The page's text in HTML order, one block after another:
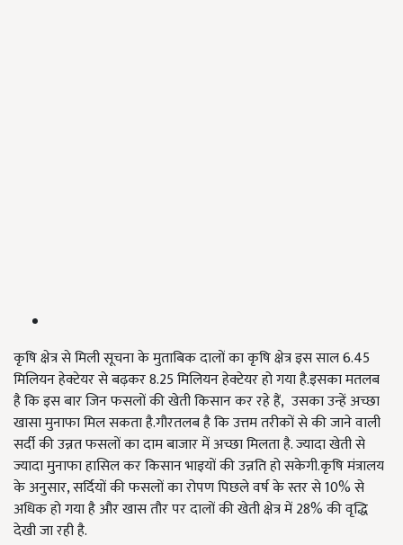
कृषि क्षेत्र से मिली सूचना के मुताबिक दालों का कृषि क्षेत्र इस साल 6.45
मिलियन हेक्टेयर से बढ़कर 8.25 मिलियन हेक्टेयर हो गया है.इसका मतलब
है कि इस बार जिन फसलों की खेती किसान कर रहे हैं, उसका उन्हें अच्छा
खासा मुनाफा मिल सकता है.गौरतलब है कि उत्तम तरीकों से की जाने वाली
सर्दी की उन्नत फसलों का दाम बाजार में अच्छा मिलता है. ज्यादा खेती से
ज्यादा मुनाफा हासिल कर किसान भाइयों की उन्नति हो सकेगी.कृषि मंत्रालय
के अनुसार, सर्दियों की फसलों का रोपण पिछले वर्ष के स्तर से 10% से
अधिक हो गया है और खास तौर पर दालों की खेती क्षेत्र में 28% की वृद्धि
देखी जा रही है.